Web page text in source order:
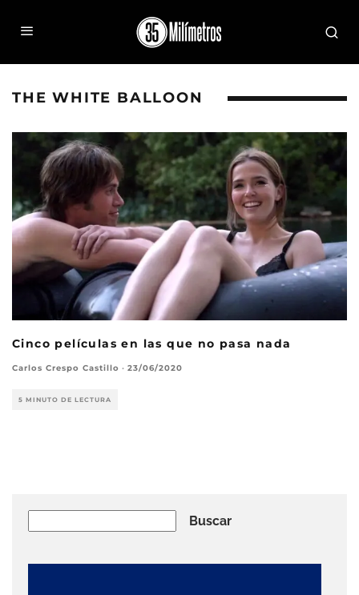
THE WHITE BALLOON
Cinco películas en las que no pasa nada
Carlos Crespo Castillo · 23/06/2020
5 MINUTO DE LECTURA
Buscar